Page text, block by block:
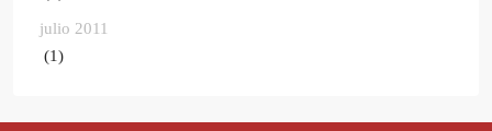
julio 2011
(1)